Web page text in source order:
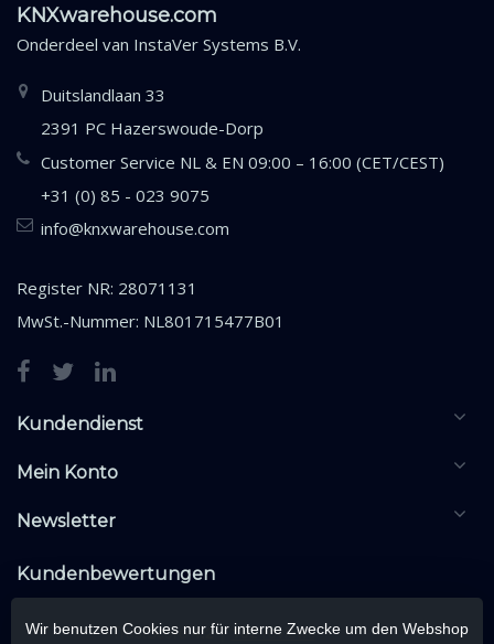
KNXwarehouse.com
Onderdeel van InstaVer Systems B.V.
Duitslandlaan 33
2391 PC Hazerswoude-Dorp
Customer Service NL & EN 09:00 – 16:00 (CET/CEST)
+31 (0) 85 - 023 9075
info@knxwarehouse.com
Register NR: 28071131
MwSt.-Nummer: NL801715477B01
Kundendienst
Mein Konto
Newsletter
Kundenbewertungen
Wir benutzen Cookies nur für interne Zwecke um den Webshop